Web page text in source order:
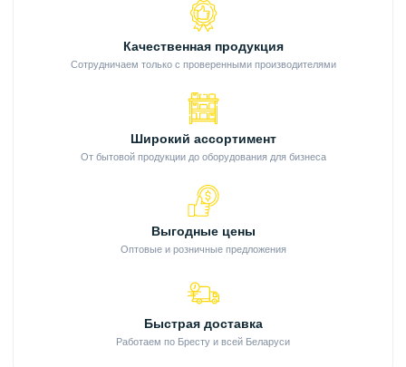
Качественная продукция
Сотрудничаем только с проверенными производителями
Широкий ассортимент
От бытовой продукции до оборудования для бизнеса
Выгодные цены
Оптовые и розничные предложения
Быстрая доставка
Работаем по Бресту и всей Беларуси